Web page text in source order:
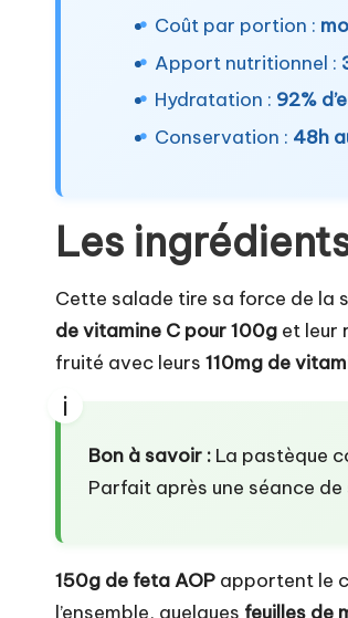
Coût par portion :
Apport nutritionnel :
Hydratation : 92%
Conservation : 48h
Les
Cette salade tire sa force de la
de vitamine C pour 100g et leur
fruité avec leurs 110mg de
Bon à savoir : La pastèque
Parfait après une séance
150g de feta AOP apportent le
l’ensemble, quelques feuilles de